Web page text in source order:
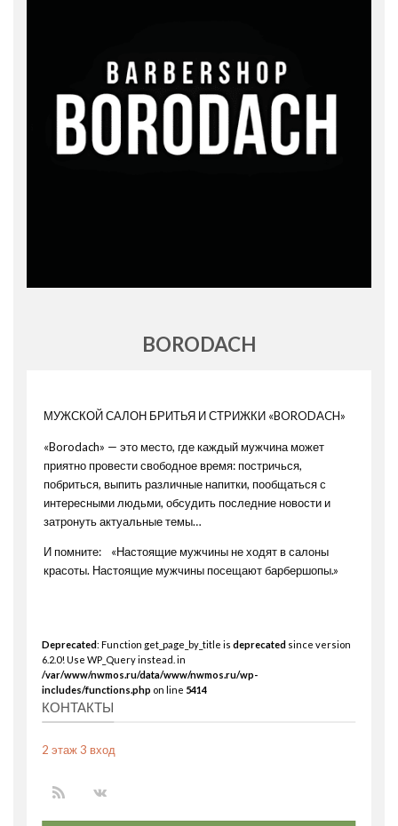
BORODACH
МУЖСКОЙ САЛОН БРИТЬЯ И СТРИЖКИ «BORODACH»
«Borodach» — это место, где каждый мужчина может
приятно провести свободное время: постричься,
побриться, выпить различные напитки, пообщаться с
интересными людьми, обсудить последние новости и
затронуть актуальные темы…
И помните: «Настоящие мужчины не ходят в салоны
красоты. Настоящие мужчины посещают барбершопы.»
Deprecated: Function get_page_by_title isdeprecated since version
6.2.0! Use WP_Query instead. in
/var/www/nwmos.ru/data/www/nwmos.ru/wp-
includes/functions.php on line 5414
КОНТАКТЫ
2 этаж 3 вход